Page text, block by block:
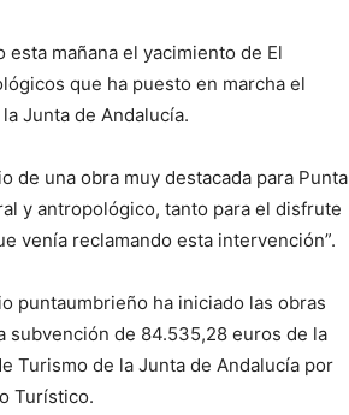
esta mañana el yacimiento de El
que ha puesto en marcha el
Junta de Andalucía.
de una obra muy destacada para Punta
y antropológico, tanto para el disfrute
venía reclamando esta intervención”.
puntaumbrieño ha iniciado las obras
subvención de 84.535,28 euros de la
Turismo de la Junta de Andalucía por
Turístico.